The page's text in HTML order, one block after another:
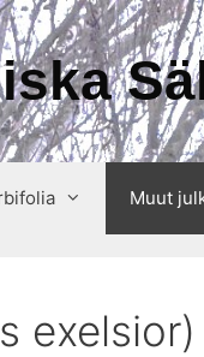
Muut
exelsior)